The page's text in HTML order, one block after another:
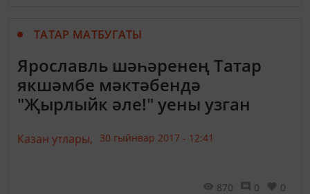
ТАТАР МАТБУГАТЫ
Ярославль шәһәренең Татар
якшәмбе мәктәбендә
"Җырлыйк әле!" уены узган
Казан утлары, 30 гыйнвар 2017 - 12:41
870 0 0